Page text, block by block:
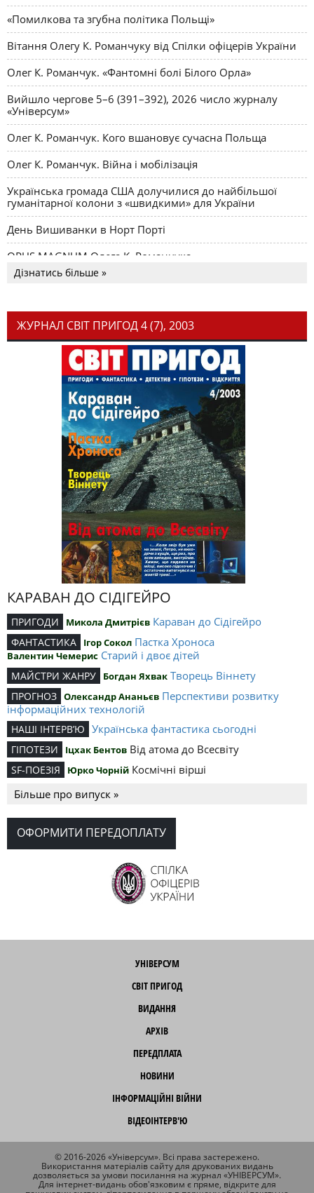
«Помилкова та згубна політика Польщі»
Вітання Олегу К. Романчуку від Спілки офіцерів України
Олег К. Романчук. «Фантомні болі Білого Орла»
Вийшло чергове 5–6 (391–392), 2026 число журналу
«Універсум»
Олег К. Романчук. Кого вшановує сучасна Польща
Олег К. Романчук. Війна і мобілізація
Українська громада США долучилися до найбільшої
гуманітарної колони з «швидкими» для України
День Вишиванки в Норт Порті
OPUS MAGNUM Олега К. Романчука
Дізнатись більше »
ЖУРНАЛ СВІТ ПРИГОД 4 (7), 2003
КАРАВАН ДО СІДІГЕЙРО
ПРИГОДИ Микола Дмитрієв Караван до Сідігейро
ФАНТАСТИКА Ігор Сокол Пастка Хроноса
Валентин Чемерис Старий і двоє дітей
МАЙСТРИ ЖАНРУ Богдан Яхвак Творець Віннету
ПРОГНОЗ Олександр Ананьєв Перспективи розвитку
інформаційних технологій
НАШІ ІНТЕРВ’Ю Українська фантастика сьогодні
ГІПОТЕЗИ Іцхак Бентов Від атома до Всесвіту
SF-ПОЕЗІЯ Юрко Чорній Космічні вірші
Більше про випуск »
ОФОРМИТИ ПЕРЕДОПЛАТУ
УНІВЕРСУМ
СВІТ ПРИГОД
ВИДАННЯ
АРХІВ
ПЕРЕДПЛАТА
НОВИНИ
ІНФОРМАЦІЙНІ ВІЙНИ
ВІДЕОІНТЕРВ'Ю
© 2016-2026 «Універсум». Всі права застережено.
Використання матеріалів сайту для друкованих видань
дозволяється за умови посилання на журнал «УНІВЕРСУМ».
Для інтернет-видань обов'язковим є пряме, відкрите для